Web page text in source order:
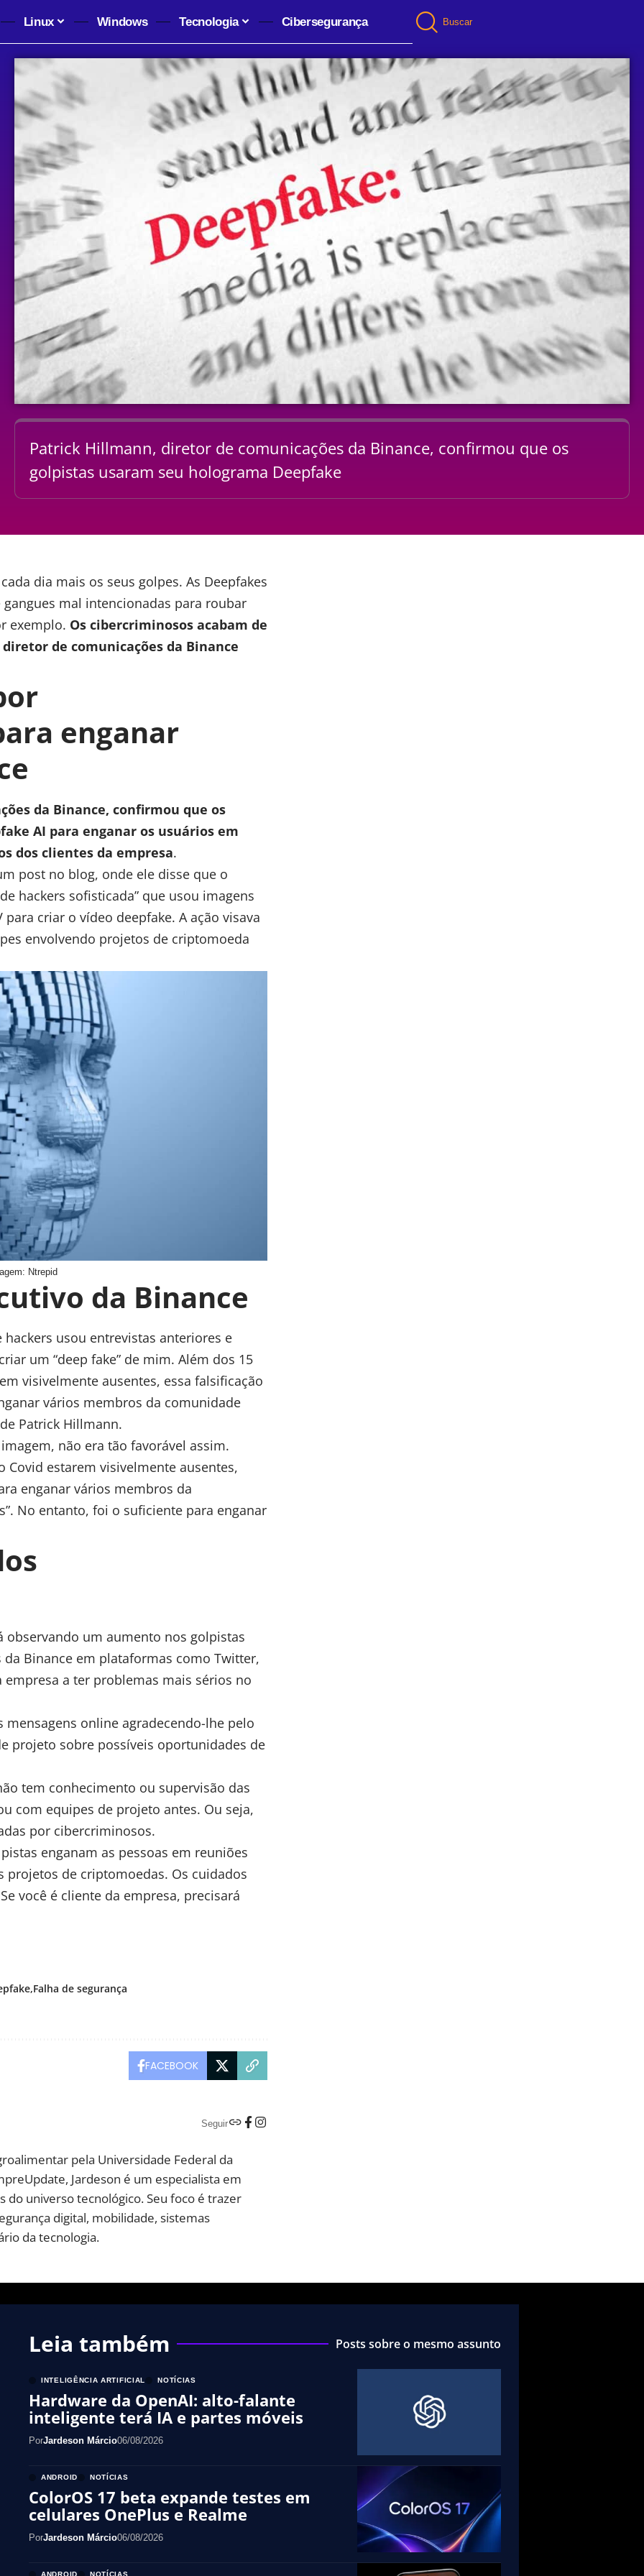
Linux Windows Tecnologia Cibersegurança Buscar
Patrick Hillmann, diretor de comunicações da Binance, confirmou que os
golpistas usaram seu holograma Deepfake
dia mais os seus golpes. As Deepfakes
mal intencionadas para roubar
exemplo. Os cibercriminosos acabam de
de comunicações da Binance
enganar
da Binance, confirmou que os
AI para enganar os usuários em
dos clientes da empresa.
post no blog, onde ele disse que o
hackers sofisticada” que usou imagens
criar o vídeo deepfake. A ação visava
envolvendo projetos de criptomoeda
Ntrepid
da Binance
usou entrevistas anteriores e
um “deep fake” de mim. Além dos 15
visivelmente ausentes, essa falsificação
vários membros da comunidade
Patrick Hillmann.
não era tão favorável assim.
Covid estarem visivelmente ausentes,
enganar vários membros da
No entanto, foi o suficiente para enganar
um aumento nos golpistas
Binance em plataformas como Twitter,
a ter problemas mais sérios no
online agradecendo-lhe pelo
projeto sobre possíveis oportunidades de
tem conhecimento ou supervisão das
com equipes de projeto antes. Ou seja,
por cibercriminosos.
enganam as pessoas em reuniões
projetos de criptomoedas. Os cuidados
você é cliente da empresa, precisará
Falha de segurança
FACEBOOK
Seguir
pela Universidade Federal da
Jardeson é um especialista em
do universo tecnológico. Seu foco é trazer
digital, mobilidade, sistemas
da tecnologia.
Leia também Posts sobre o mesmo assunto
INTELIGÊNCIA ARTIFICIAL NOTÍCIAS
Hardware da OpenAI: alto-falante
inteligente terá IA e partes móveis
PorJardeson Márcio06/08/2026
ANDROID NOTÍCIAS
ColorOS 17 beta expande testes em
celulares OnePlus e Realme
PorJardeson Márcio06/08/2026
ANDROID NOTÍCIAS